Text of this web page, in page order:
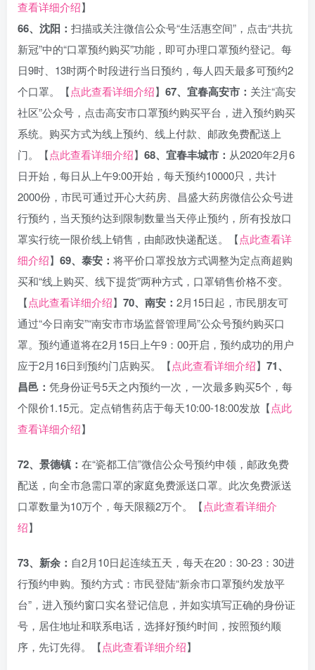
查看详细介绍】
66、沈阳： 扫描或关注微信公众号“生活惠空间”，点击“共抗
新冠”中的“口罩预约购买”功能，即可办理口罩预约登记。每
日9时、13时两个时段进行当日预约，每人四天最多可预约2
个口罩。【点此查看详细介绍】 67、宜春高安市： 关注“高安
社区”公众号，点击高安市口罩预约购买平台，进入预约购买
系统。购买方式为线上预约、线上付款、邮政免费配送上
门。【点此查看详细介绍】 68、宜春丰城市： 从2020年2月6
日开始，每日从上午9:00开始，每天预约10000只，共计
2000份，市民可通过开心大药房、昌盛大药房微信公众号进
行预约，当天预约达到限制数量当天停止预约，所有投放口
罩实行统一限价线上销售，由邮政快递配送。【点此查看详
细介绍】 69、泰安： 将平价口罩投放方式调整为定点商超购
买和“线上购买、线下提货”两种方式，口罩销售价格不变。
【点此查看详细介绍】 70、南安： 2月15日起，市民朋友可
通过“今日南安”“南安市市场监督管理局”公众号预约购买口
罩。预约通道将在2月15日上午9：00开启，预约成功的用户
应于2月16日到预约门店购买。【点此查看详细介绍】 71、
昌邑： 凭身份证号5天之内预约一次，一次最多购买5个，每
个限价1.15元。定点销售药店于每天10:00-18:00发放【点此
查看详细介绍】
72、景德镇： 在“瓷都工信”微信公众号预约申领，邮政免费
配送，向全市急需口罩的家庭免费派送口罩。此次免费派送
口罩数量为10万个，每天限额2万个。【点此查看详细介
绍】
73、新余： 自2月10日起连续五天，每天在20：30-23：30进
行预约申购。预约方式：市民登陆“新余市口罩预约发放平
台”，进入预约窗口实名登记信息，并如实填写正确的身份证
号，居住地址和联系电话，选择好预约时间，按照预约顺
序，先订先得。【点此查看详细介绍】